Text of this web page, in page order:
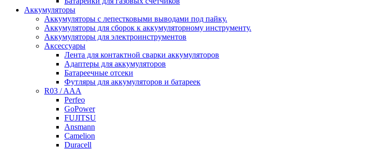
Аккумуляторы
Аккумуляторы с лепестковыми выводами под пайку.
Аккумуляторы для сборок к аккумуляторному инструменту.
Аккумуляторы для электроинструментов
Аксессуары
Лента для контактной сварки аккумуляторов
Адаптеры для аккумуляторов
Батареечные отсеки
Футляры для аккумуляторов и батареек
R03 / AAA
Perfeo
GoPower
FUJITSU
Ansmann
Camelion
Duracell